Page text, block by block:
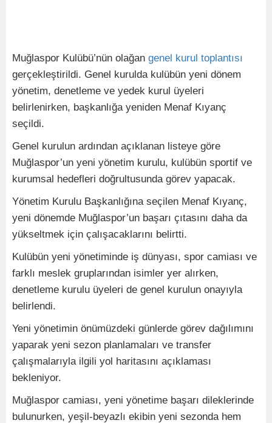
Muğlaspor Kulübü’nün olağan genel kurul toplantısı
gerçekleştirildi. Genel kurulda kulübün yeni dönem
yönetim, denetleme ve yedek kurul üyeleri
belirlenirken, başkanlığa yeniden Menaf Kıyanç
seçildi.
Genel kurulun ardından açıklanan listeye göre
Muğlaspor’un yeni yönetim kurulu, kulübün sportif ve
kurumsal hedefleri doğrultusunda görev yapacak.
Yönetim Kurulu Başkanlığına seçilen Menaf Kıyanç,
yeni dönemde Muğlaspor’un başarı çıtasını daha da
yükseltmek için çalışacaklarını belirtti.
Kulübün yeni yönetiminde iş dünyası, spor camiası ve
farklı meslek gruplarından isimler yer alırken,
denetleme kurulu üyeleri de genel kurulun onayıyla
belirlendi.
Yeni yönetimin önümüzdeki günlerde görev dağılımını
yaparak yeni sezon planlamaları ve transfer
çalışmalarıyla ilgili yol haritasını açıklaması
bekleniyor.
Muğlaspor camiası, yeni yönetime başarı dileklerinde
bulunurken, yeşil-beyazlı ekibin yeni sezonda hem